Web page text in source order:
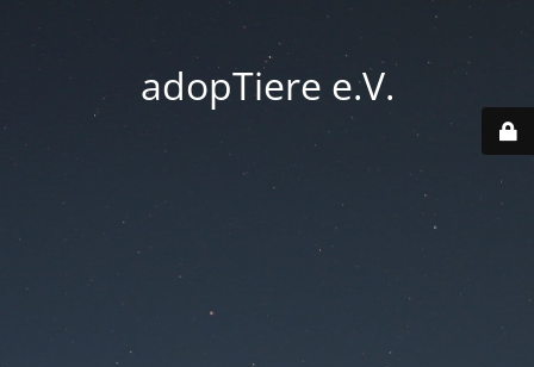
adopTiere e.V.